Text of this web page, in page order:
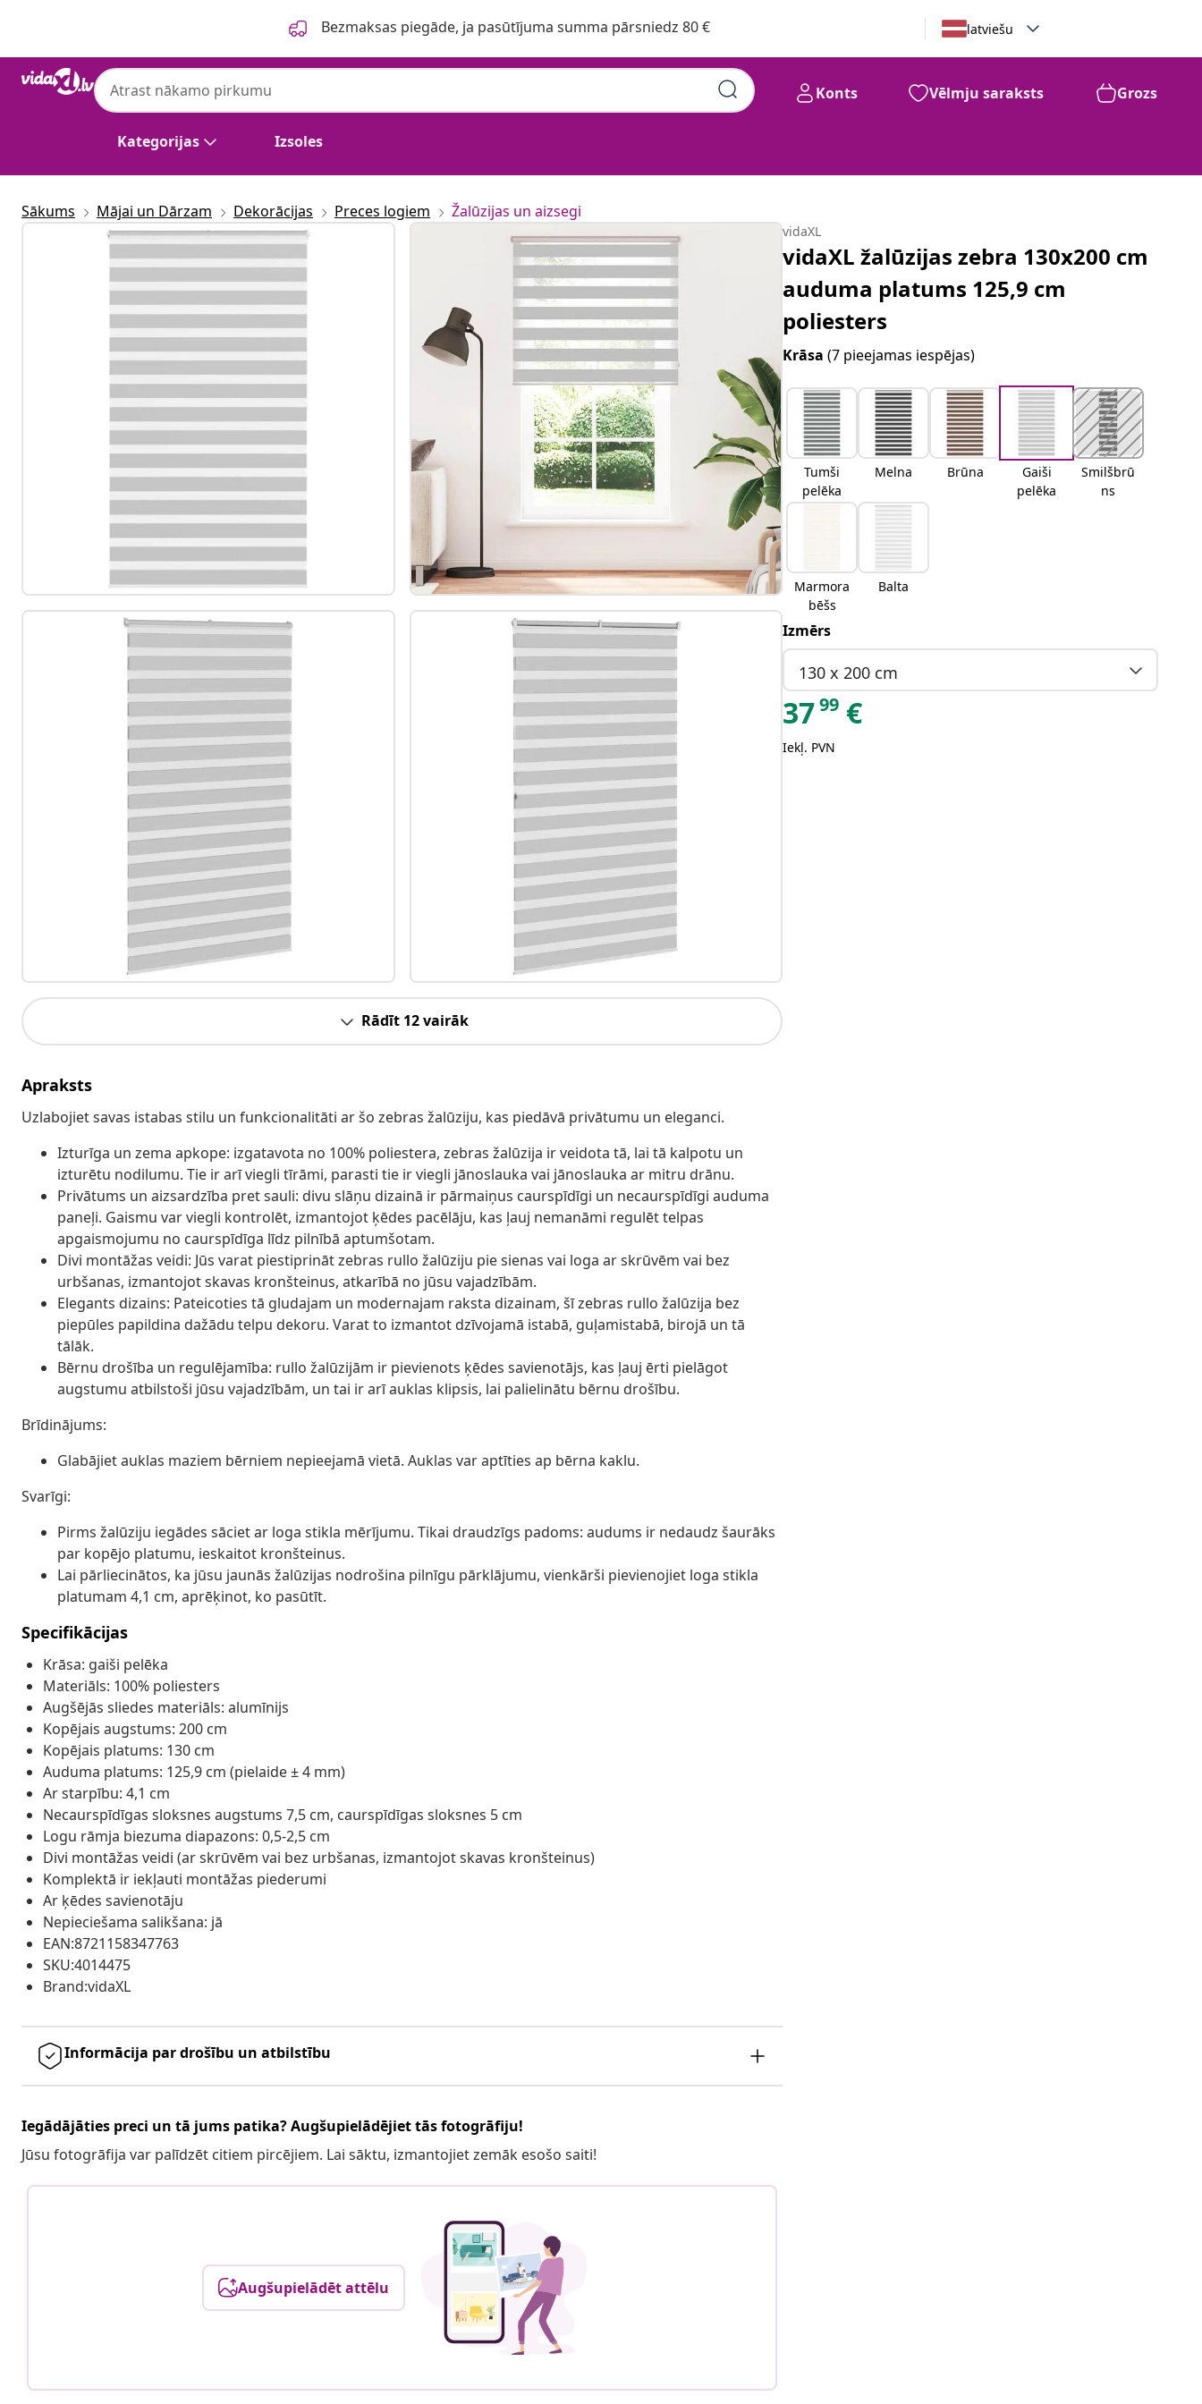
Bezmaksas piegāde, ja pasūtījuma summa pārsniedz 80 € latviešu
Kategorijas Izsoles
Konts Vēlmju saraksts Grozs
Sākums Mājai un Dārzam Dekorācijas Preces logiem Žalūzijas un aizsegi
Rādīt 12 vairāk
Apraksts
Uzlabojiet savas istabas stilu un funkcionalitāti ar šo zebras žalūziju, kas piedāvā privātumu un eleganci.
Izturīga un zema apkope: izgatavota no 100% poliestera, zebras žalūzija ir veidota tā, lai tā kalpotu un
izturētu nodilumu. Tie ir arī viegli tīrāmi, parasti tie ir viegli jānoslauka vai jānoslauka ar mitru drānu.
Privātums un aizsardzība pret sauli: divu slāņu dizainā ir pārmaiņus caurspīdīgi un necaurspīdīgi auduma
paneļi. Gaismu var viegli kontrolēt, izmantojot ķēdes pacēlāju, kas ļauj nemanāmi regulēt telpas
apgaismojumu no caurspīdīga līdz pilnībā aptumšotam.
Divi montāžas veidi: Jūs varat piestiprināt zebras rullo žalūziju pie sienas vai loga ar skrūvēm vai bez
urbšanas, izmantojot skavas kronšteinus, atkarībā no jūsu vajadzībām.
Elegants dizains: Pateicoties tā gludajam un modernajam raksta dizainam, šī zebras rullo žalūzija bez
piepūles papildina dažādu telpu dekoru. Varat to izmantot dzīvojamā istabā, guļamistabā, birojā un tā
tālāk.
Bērnu drošība un regulējamība: rullo žalūzijām ir pievienots ķēdes savienotājs, kas ļauj ērti pielāgot
augstumu atbilstoši jūsu vajadzībām, un tai ir arī auklas klipsis, lai palielinātu bērnu drošību.
Brīdinājums:
Glabājiet auklas maziem bērniem nepieejamā vietā. Auklas var aptīties ap bērna kaklu.
Svarīgi:
Pirms žalūziju iegādes sāciet ar loga stikla mērījumu. Tikai draudzīgs padoms: audums ir nedaudz šaurāks
par kopējo platumu, ieskaitot kronšteinus.
Lai pārliecinātos, ka jūsu jaunās žalūzijas nodrošina pilnīgu pārklājumu, vienkārši pievienojiet loga stikla
platumam 4,1 cm, aprēķinot, ko pasūtīt.
Specifikācijas
Krāsa: gaiši pelēka
Materiāls: 100% poliesters
Augšējās sliedes materiāls: alumīnijs
Kopējais augstums: 200 cm
Kopējais platums: 130 cm
Auduma platums: 125,9 cm (pielaide ± 4 mm)
Ar starpību: 4,1 cm
Necaurspīdīgas sloksnes augstums 7,5 cm, caurspīdīgas sloksnes 5 cm
Logu rāmja biezuma diapazons: 0,5-2,5 cm
Divi montāžas veidi (ar skrūvēm vai bez urbšanas, izmantojot skavas kronšteinus)
Komplektā ir iekļauti montāžas piederumi
Ar ķēdes savienotāju
Nepieciešama salikšana: jā
EAN:8721158347763
SKU:4014475
Brand:vidaXL
Informācija par drošību un atbilstību
Iegādājāties preci un tā jums patika? Augšupielādējiet tās fotogrāfiju!
Jūsu fotogrāfija var palīdzēt citiem pircējiem. Lai sāktu, izmantojiet zemāk esošo saiti!
Augšupielādēt attēlu
vidaXL
vidaXL žalūzijas zebra 130x200 cm
auduma platums 125,9 cm
poliesters
Krāsa(7 pieejamas iespējas)
Tumši
pelēka
Melna Brūna
Gaiši
pelēka
Smilšbrū
ns
Marmora
bēšs
Balta
Izmērs
130 x 200 cm
3799 €
Iekļ. PVN